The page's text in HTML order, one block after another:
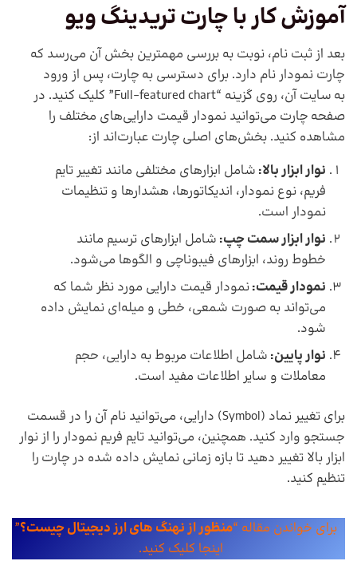
آموزش کار باچارت تریدینگ ویو
بعد از ثبت نام، نوبت به بررسی مهمترین بخش آن می‌رسد که
چارت نمودار نام دارد. برای دسترسی به چارت، پس از ورود
به سایت آن، روی گزینه “Full-featured chart” کلیک کنید. در
صفحه چارت می‌توانید نمودار قیمت دارایی‌های مختلف را
مشاهده کنید. بخش‌های اصلی چارت عبارت‌اند از:
نوار ابزار بالا: شامل ابزارهای مختلفی مانند تغییر تایم
فریم، نوع نمودار، اندیکاتورها، هشدارها و تنظیمات
نمودار است.
نوار ابزار سمت چپ: شامل ابزارهای ترسیم مانند
خطوط روند، ابزارهای فیبوناچی و الگوها می‌شود.
نمودار قیمت:نمودار قیمت دارایی مورد نظر شما که
می‌تواند به صورت شمعی، خطی و میله‌ای نمایش داده
شود.
نوار پایین: شامل اطلاعات مربوط به دارایی، حجم
معاملات و سایر اطلاعات مفید است.
برای تغییر نماد (Symbol) دارایی، می‌توانید نام آن را در قسمت
جستجو وارد کنید. همچنین، می‌توانید تایم فریم نمودار را از نوار
ابزار بالا تغییر دهید تا بازه زمانی نمایش داده شده در چارت را
تنظیم کنید.
برای خواندن مقاله “منظور از نهنگ های ارز دیجیتال چیست؟”
اینجا کلیک کنید.